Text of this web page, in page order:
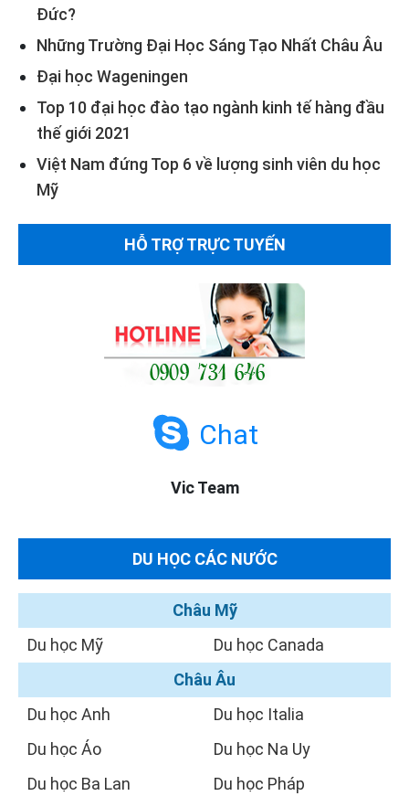
Đức?
Những Trường Đại Học Sáng Tạo Nhất Châu Âu
Đại học Wageningen
Top 10 đại học đào tạo ngành kinh tế hàng đầu
thế giới 2021
Việt Nam đứng Top 6 về lượng sinh viên du học
Mỹ
HỖ TRỢ TRỰC TUYẾN
Chat
Vic Team
DU HỌC CÁC NƯỚC
Châu Mỹ
Du học Mỹ
Du học Canada
Châu Âu
Du học Anh
Du học Áo
Du học Ba Lan
Du học Italia
Du học Na Uy
Du học Pháp